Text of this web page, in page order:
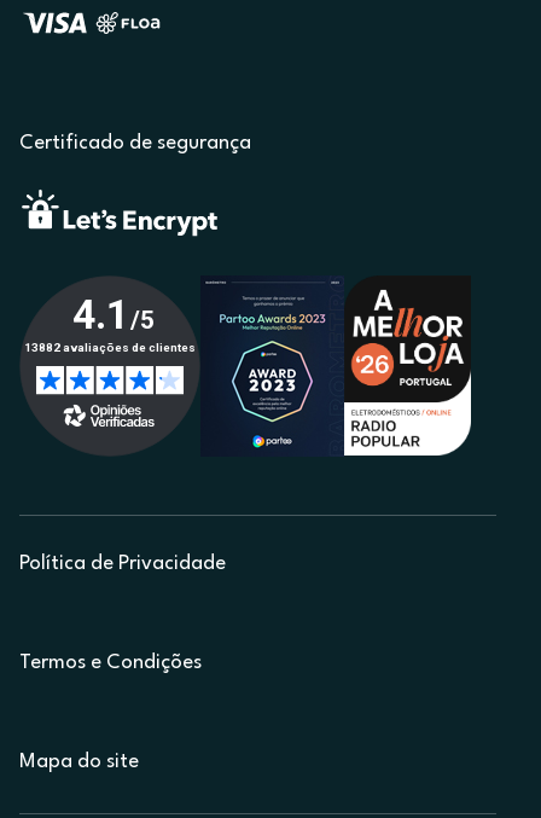
Certificado de segurança
Política de Privacidade
Termos e Condições
Mapa do site